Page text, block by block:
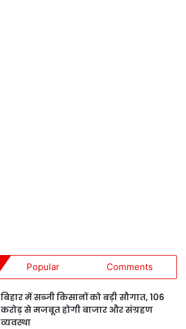
Popular Comments
बिहार में सब्जी किसानों को बड़ी सौगात, 106
करोड़ से मजबूत होगी बाजार और संग्रहण
व्यवस्था